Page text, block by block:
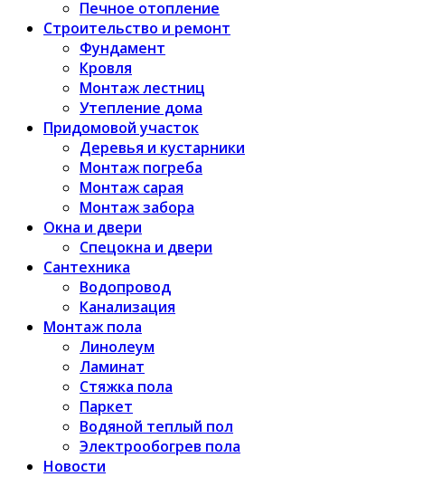
Печное отопление
Строительство и ремонт
Фундамент
Кровля
Монтаж лестниц
Утепление дома
Придомовой участок
Деревья и кустарники
Монтаж погреба
Монтаж сарая
Монтаж забора
Окна и двери
Спецокна и двери
Сантехника
Водопровод
Канализация
Монтаж пола
Линолеум
Ламинат
Стяжка пола
Паркет
Водяной теплый пол
Электрообогрев пола
Новости